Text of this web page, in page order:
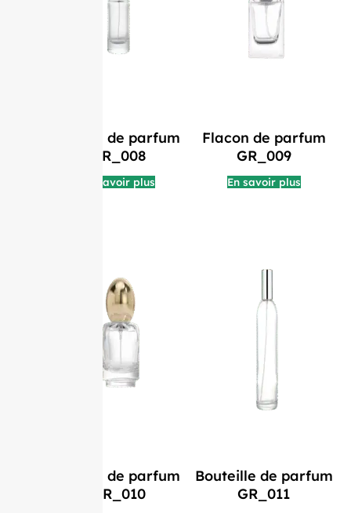
Flacon de parfum
GR_008
En savoir plus
Flacon de parfum
GR_009
En savoir plus
Flacon de parfum
GR_010
Bouteille de parfum
GR_011